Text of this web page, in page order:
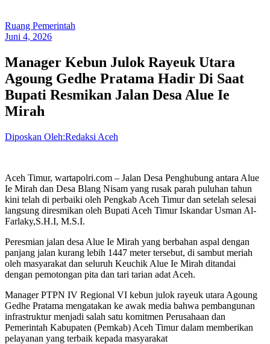
Ruang Pemerintah
Juni 4, 2026
Manager Kebun Julok Rayeuk Utara
Agoung Gedhe Pratama Hadir Di Saat
Bupati Resmikan Jalan Desa Alue Ie
Mirah
Diposkan Oleh:Redaksi Aceh
Aceh Timur, wartapolri.com – Jalan Desa Penghubung antara Alue
Ie Mirah dan Desa Blang Nisam yang rusak parah puluhan tahun
kini telah di perbaiki oleh Pengkab Aceh Timur dan setelah selesai
langsung diresmikan oleh Bupati Aceh Timur Iskandar Usman Al-
Farlaky,S.H.I, M.S.I.
Peresmian jalan desa Alue Ie Mirah yang berbahan aspal dengan
panjang jalan kurang lebih 1447 meter tersebut, di sambut meriah
oleh masyarakat dan seluruh Keuchik Alue Ie Mirah ditandai
dengan pemotongan pita dan tari tarian adat Aceh.
Manager PTPN IV Regional VI kebun julok rayeuk utara Agoung
Gedhe Pratama mengatakan ke awak media bahwa pembangunan
infrastruktur menjadi salah satu komitmen Perusahaan dan
Pemerintah Kabupaten (Pemkab) Aceh Timur dalam memberikan
pelayanan yang terbaik kepada masyarakat